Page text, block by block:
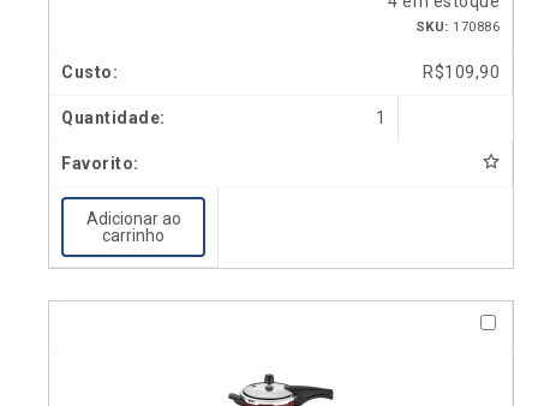
SKU: 170886
R$109,90
1
Adicionar ao
carrinho